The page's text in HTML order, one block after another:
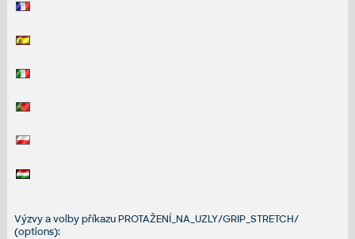
Výzvy a volby příkazu PROTAŽENÍ_NA_UZLY/GRIP_STRETCH/
(options):